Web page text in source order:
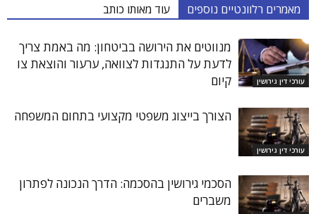
מאמרים רלוונטיים נוספים עוד מאותו כותב
עורכי דין גירושין
מנווטים את הירושה בביטחון: מה באמת צריך
לדעת על התנגדות לצוואה, ערעור והוצאת צו
קיום
עורכי דין גירושין
הצורך בייצוג משפטי מקצועי בתחום המשפחה
הסכמי גירושין בהסכמה: הדרך הנכונה לפתרון
משברים